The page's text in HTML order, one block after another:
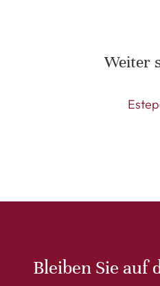
Weiter
Bleiben Sie auf